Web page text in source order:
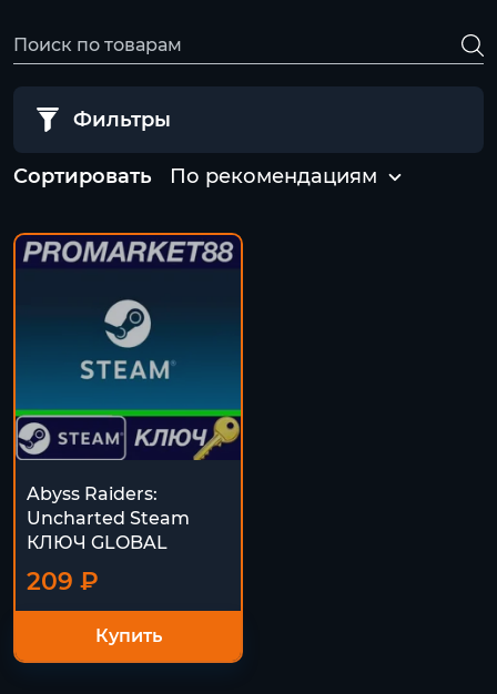
Фильтры
Сортировать По рекомендациям
Abyss Raiders:
Uncharted Steam
КЛЮЧ GLOBAL
209 ₽
Купить